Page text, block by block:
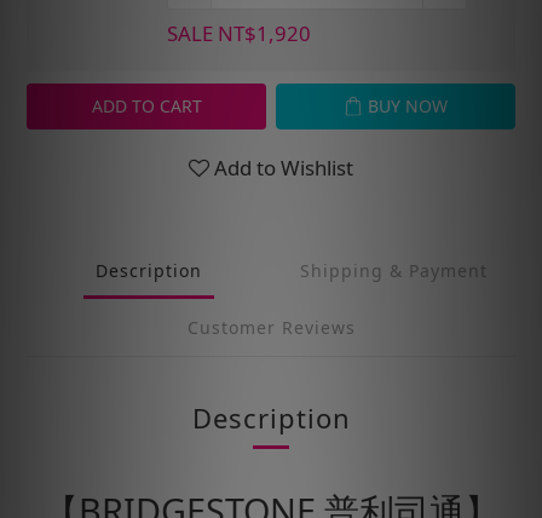
SALE NT$1,920
ADD TO CART BUY NOW
Add to Wishlist
Description Shipping & Payment
Customer Reviews
Description